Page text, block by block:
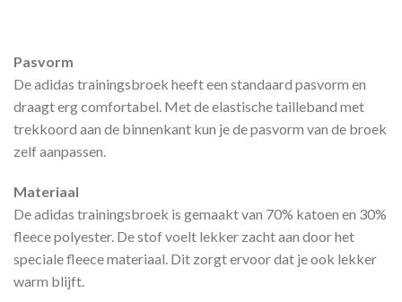
Pasvorm
De adidas trainingsbroek heeft een standaard pasvorm en
draagt erg comfortabel. Met de elastische tailleband met
trekkoord aan de binnenkant kun je de pasvorm van de broek
zelf aanpassen.
Materiaal
De adidas trainingsbroek is gemaakt van 70% katoen en 30%
fleece polyester. De stof voelt lekker zacht aan door het
speciale fleece materiaal. Dit zorgt ervoor dat je ook lekker
warm blijft.